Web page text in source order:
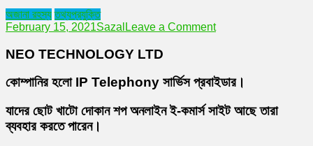
অজানা রহস্য তথ্যপ্রযুক্তি
February 15, 2021Sazal Leave a Commenton
সার্ভিস
প্রবাইডার।
NEO TECHNOLOGY LTD
কোম্পানির হলো IP Telephony সার্ভিস প্রবাইডার।
যাদের ছোট খাটো দোকান শপ অনলাইন ই-কমার্স সাইট আছে তারা
ব্যবহার করতে পারেন।